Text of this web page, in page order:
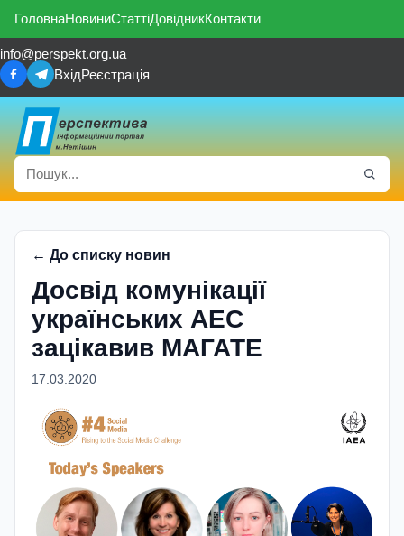
ГоловнаНовиниСтаттіДовідникКонтакти
info@perspekt.org.ua
ВхідРеєстрація
← До списку новин
Досвід комунікації
українських АЕС
зацікавив МАГАТЕ
17.03.2020